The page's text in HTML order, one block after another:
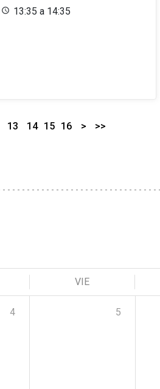
13:35 a 14:35
13 14 15 16 > >>
VIE
4 5